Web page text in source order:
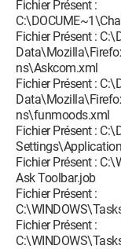
Fichier Présent :
Fichier Présent :
ns\Askcom.xml
Fichier Présent :
ns\funmoods.xml
Fichier Présent :
Fichier Présent :
Ask Toolbar.job
Fichier Présent :
Fichier Présent :